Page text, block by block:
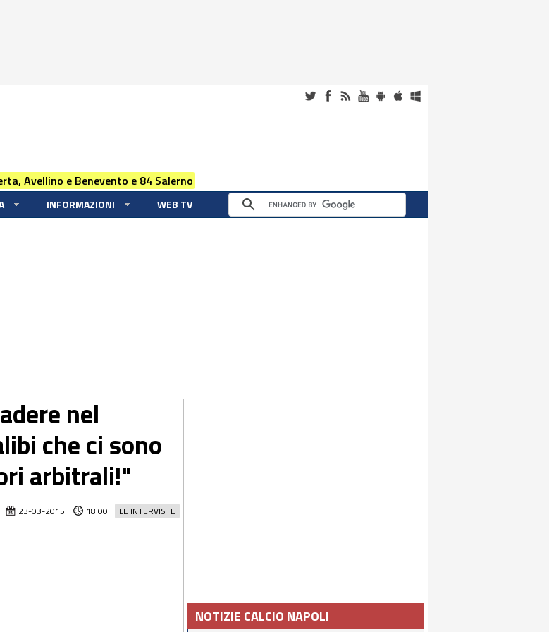
Avellino e Benevento e 84 Salerno
INFORMAZIONI WEB TV
nel
che ci sono
arbitrali!"
LE INTERVISTE
23-03-2015 18:00
NOTIZIE CALCIO NAPOLI